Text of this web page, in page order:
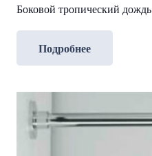
Боковой тропический дождь
Подробнее